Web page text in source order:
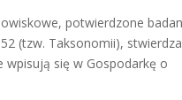
potwierdzone
(tzw. Taksonomii),
wpisują się w Gospodarkę o